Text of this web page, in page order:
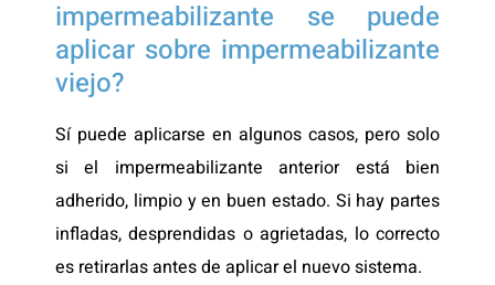
impermeabilizante se puede
aplicar sobre impermeabilizante
viejo?
Sí puede aplicarse en algunos casos, pero solo
si el impermeabilizante anterior está bien
adherido, limpio y en buen estado. Si hay partes
infladas, desprendidas o agrietadas, lo correcto
es retirarlas antes de aplicar el nuevo sistema.